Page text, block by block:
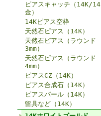
ピアスキャッチ（14K/14
金）
14Kピアス空枠
天然石ピアス（14K）
天然石ピアス（ラウンド
3mm）
天然石ピアス（ラウンド
4mm）
ピアスCZ（14K）
ピアス合成石（14K）
ピアスパール（14K）
留具など（14K）